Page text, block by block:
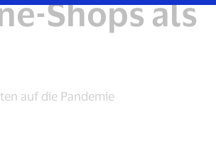
Shops als
auf die Pandemie